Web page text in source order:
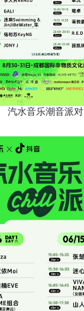
汽水音乐潮音派对